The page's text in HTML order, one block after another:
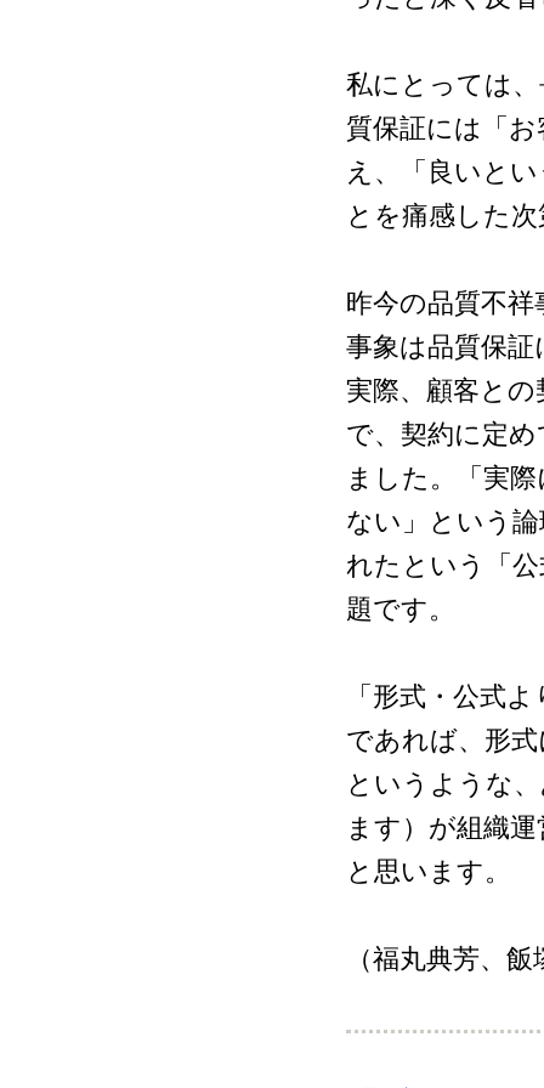
私にとっては
質保証には「
え、「良いと
とを痛感した
昨今の品質不
事象は品質保
実際、顧客と
で、契約に定
ました。「実
ない」という
れたという「
題です。
「形式・公式
であれば、形
というような
ます）が組織
と思います。
（福丸典芳、